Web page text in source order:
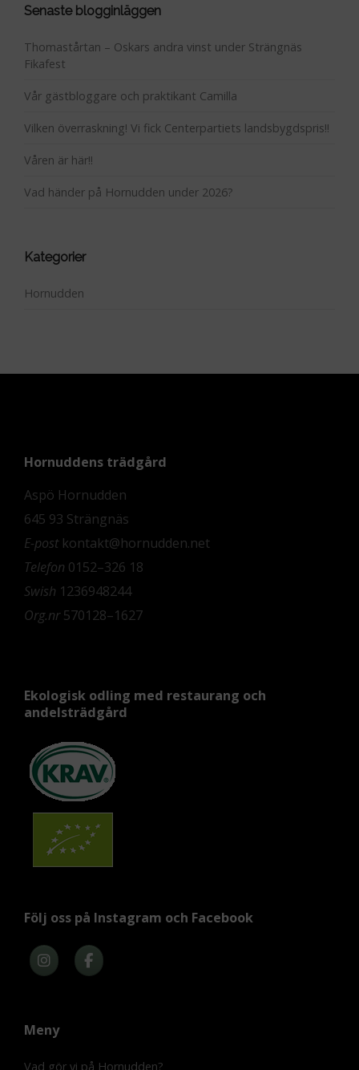
Senaste blogginläggen
Thomastårtan – Oskars andra vinst under Strängnäs
Fikafest
Vår gästbloggare och praktikant Camilla
Vilken överraskning! Vi fick Centerpartiets landsbygdspris!!
Våren är här!!
Vad händer på Hornudden under 2026?
Kategorier
Hornudden
Hornuddens trädgård
Aspö Hornudden
645 93 Strängnäs
E-postkontakt@hornudden.net
Telefon 0152–326 18
Swish 1236948244
Org.nr570128–1627
Ekologisk odling med restaurang och
andelsträdgård
Följ oss på Instagram och Facebook
Meny
Vad gör vi på Hornudden?